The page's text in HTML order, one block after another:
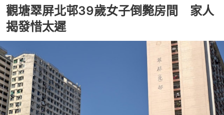
觀塘翠屏北邨39歲女子倒斃房間 家人
揭發惜太遲